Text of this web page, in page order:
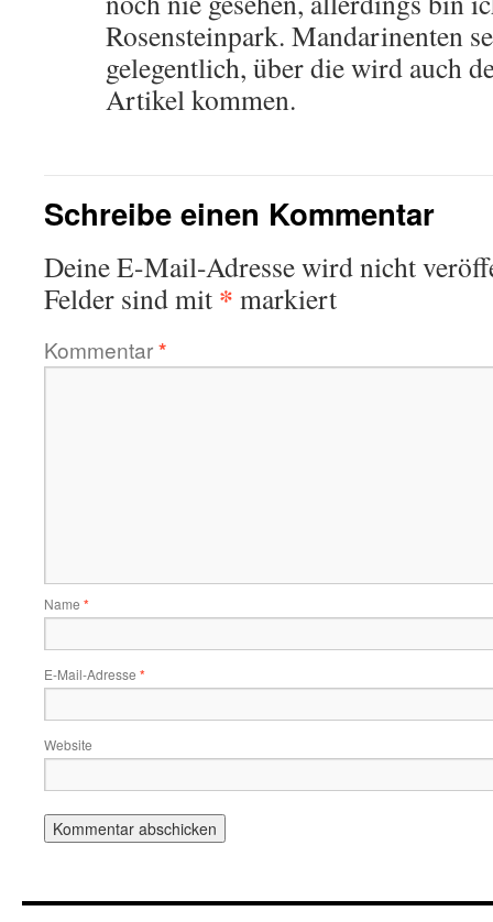
Rosensteinpark. Mandarinenten
gelegentlich, über die wird auch
Artikel kommen.
Schreibe einen Kommentar
Deine E-Mail-Adresse wird nicht
Felder sind mit * markiert
Kommentar*
Name *
E-Mail-Adresse *
Website